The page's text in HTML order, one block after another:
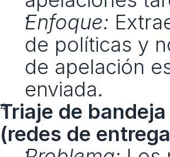
Enfoque:
de políticas y
de apelación
enviada.
Triaje de
(redes de